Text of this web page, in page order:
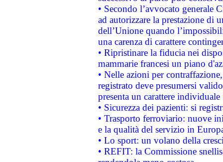
• Secondo l’avvocato
ad autorizzare la prestazione di
dell’Unione quando
una carenza di carattere
• Ripristinare la fiducia nei
mammarie francesi un piano
• Nelle azioni per
registrato deve presumersi
presenta un carattere individuale
• Sicurezza dei pazienti: si
• Trasporto ferroviario: nuove
e la qualità del servizio in
• Lo sport: un volano della
• REFIT: la Commissione